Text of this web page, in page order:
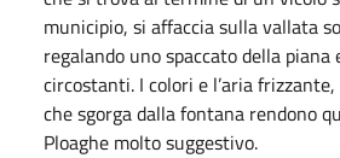
municipio, si affaccia sulla vallata
regalando uno spaccato della piana
circostanti. I colori e l’aria
che sgorga dalla fontana rendono
Ploaghe molto suggestivo.